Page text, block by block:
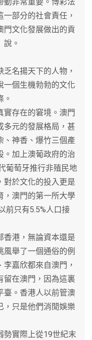
部分的社會責任，
門文化發展做出的貢
說。
名揚天下的人物，
一個生機勃勃的文化
。
存在的窘境。澳門
多元的發展格局，甚
、神香、爆竹三個產
。加上澳葡政府的治
葡萄牙推行非殖民地
對於文化的投入更是
，澳門的第一所大學
前只有5.5%人口接
港，無論資本還是
舉了一個通俗的例
嘉欣都來自澳門，
留在澳門，因為這裏
臺。香港人以前管澳
，只是他們消閒娛樂
實際上從19世紀末